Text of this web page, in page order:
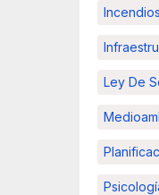
Incendios
Ley De